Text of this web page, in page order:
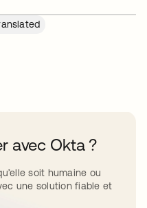
avec Okta ?
soit humaine ou
une solution fiable et